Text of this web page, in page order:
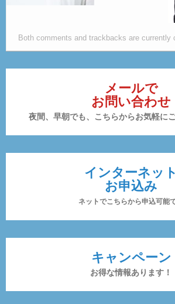
メールで
お問い合わせ
夜間、早朝でも、こちらからお気軽に
インターネット
お申込み
ネットでこちらから申込可能
キャンペーン
お得な情報あります！
Both comments and trackbacks are currently